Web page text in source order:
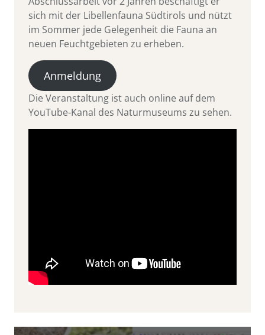
sich mit der Libellenfauna Südtirols und nützt
im Sommer jede Gelegenheit die Fauna an
neuen Feuchtgebieten zu erheben.
Anmeldung
Die Veranstaltung ist auch online auf dem
YouTube-Kanal des Naturmuseums zu sehen.